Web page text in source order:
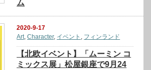
ム
2020-9-17
Art,Character, イベント , フィンランド
【北欧イベント】「ムーミン コ
ミックス展」松屋銀座で9月24